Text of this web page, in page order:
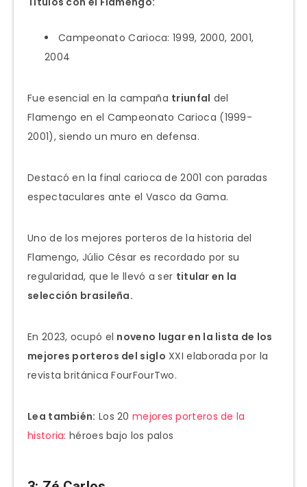
Campeonato Carioca: 1999, 2000, 2001,
2004
Fue esencial en la campaña triunfal del
Flamengo en el Campeonato Carioca (1999-
2001), siendo un muro en defensa.
Destacó en la final carioca de 2001 con paradas
espectaculares ante el Vasco da Gama.
Uno de los mejores porteros de la historia del
Flamengo, Júlio César es recordado por su
regularidad, que le llevó a ser titular en la
selección brasileña.
En 2023, ocupó el noveno lugar en la lista de los
mejores porteros del siglo XXI elaborada por la
revista británica FourFourTwo.
Lea también: Los 20mejores porteros de la
historia: héroes bajo los palos